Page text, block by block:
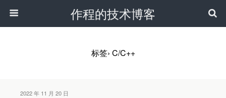
作程的技术博客
标签› C/C++
2022 年 11 月 20 日